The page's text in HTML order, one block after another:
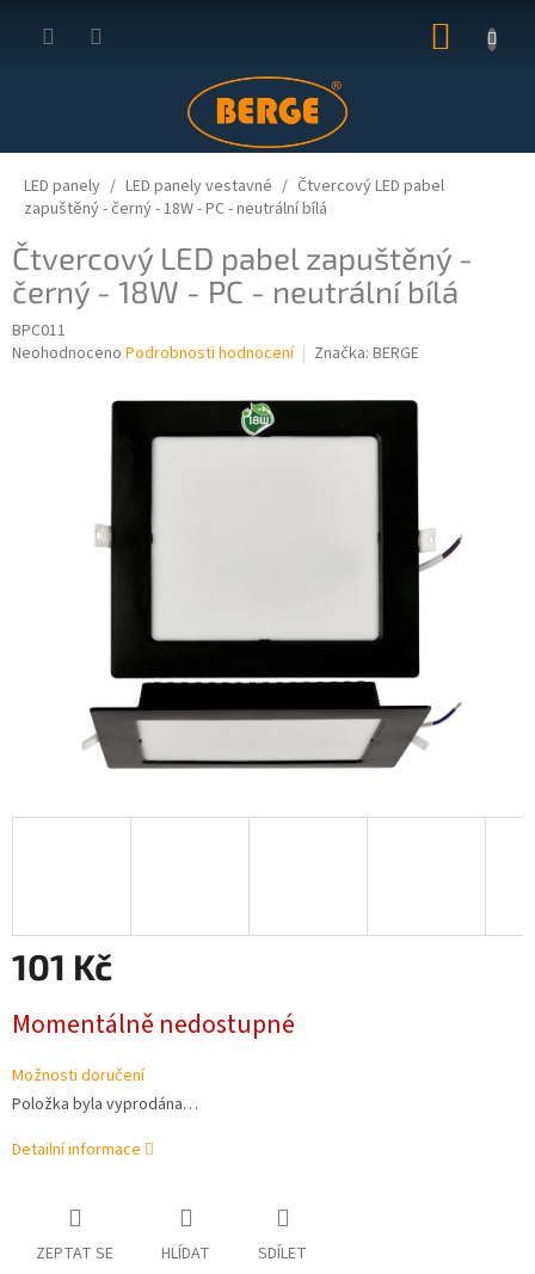
KOŠÍK
LED panely LED panely vestavné
Čtvercový LED pabel
zapuštěný - černý - 18W - PC - neutrální bílá
Čtvercový LED pabel zapuštěný -
černý - 18W - PC - neutrální bílá
BPC011
Průměrné
Neohodnoceno Podrobnosti hodnocení Značka: BERGE
101 Kč
cena:
Momentálně nedostupné
Možnosti doručení
Položka byla vyprodána…
Detailní informace
ZEPTAT SE HLÍDAT SDÍLET